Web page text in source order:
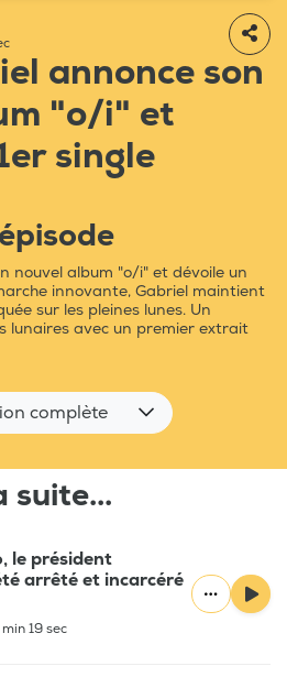
annonce son
"o/i" et
single
nouvel album "o/i" et dévoile un
innovante, Gabriel maintient
sur les pleines lunes. Un
lunaires avec un premier extrait
complète
suite...
le président
arrêté et incarcéré
19 sec